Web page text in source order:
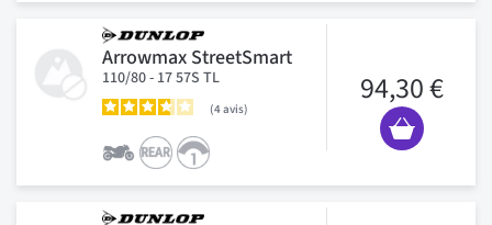
Arrowmax StreetSmart
110/80 - 17 57S TL
4avis
94,30 €